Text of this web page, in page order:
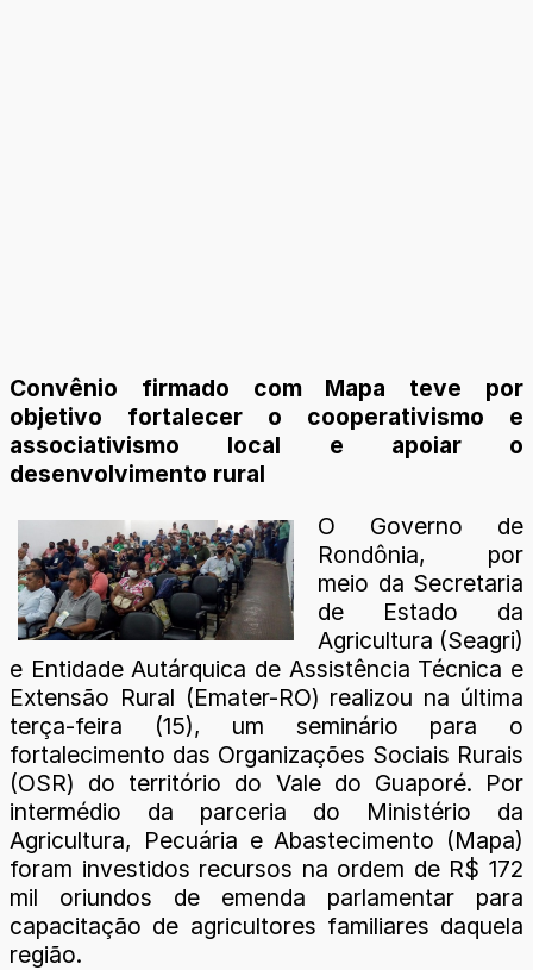
Convênio firmado com Mapa teve por
objetivo fortalecer o cooperativismo e
associativismo local e apoiar o
desenvolvimento rural
O Governo de
Rondônia, por
meio da Secretaria
de Estado da
Agricultura (Seagri)
e Entidade Autárquica de Assistência Técnica e
Extensão Rural (Emater-RO) realizou na última
terça-feira (15), um seminário para o
fortalecimento das Organizações Sociais Rurais
(OSR) do território do Vale do Guaporé. Por
intermédio da parceria do Ministério da
Agricultura, Pecuária e Abastecimento (Mapa)
foram investidos recursos na ordem de R$ 172
mil oriundos de emenda parlamentar para
capacitação de agricultores familiares daquela
região.